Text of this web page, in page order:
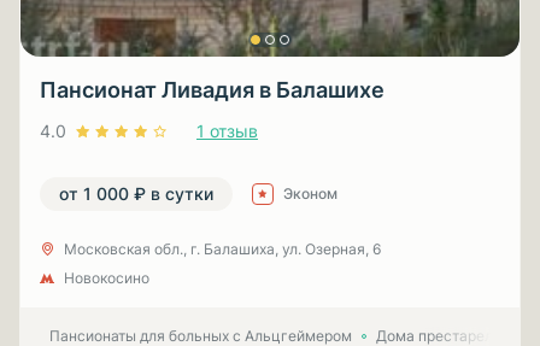
Пансионат Ливадия в Балашихе
4.0 1 отзыв
от 1 000 ₽ в сутки Эконом
Московская обл., г. Балашиха, ул. Озерная, 6
Новокосино
Пансионаты для больных с Альцгеймером Дома престарелых